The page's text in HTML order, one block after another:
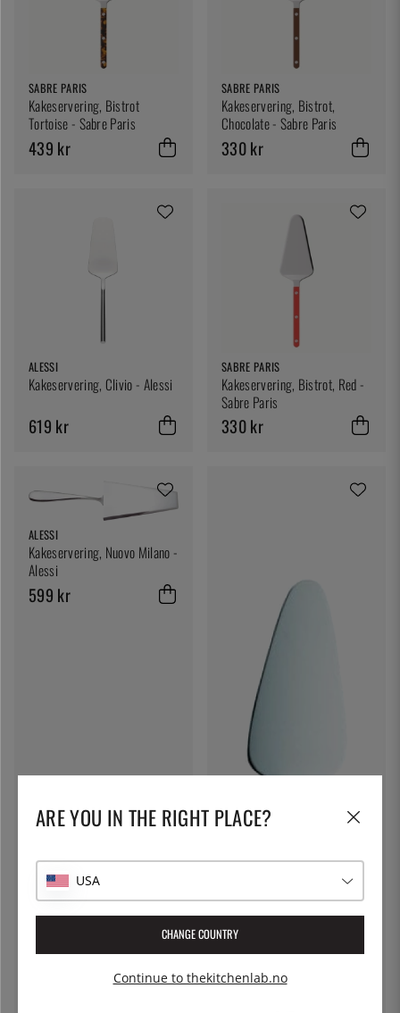
SABRE PARIS
Kakeservering, Bistrot
Tortoise - Sabre Paris
439 kr
SABRE PARIS
Kakeservering, Bistrot,
Chocolate - Sabre Paris
330 kr
ALESSI
Kakeservering, Clivio - Alessi
619 kr
SABRE PARIS
Kakeservering, Bistrot, Red -
Sabre Paris
330 kr
ALESSI
Kakeservering, Nuovo Milano -
Alessi
599 kr
ARE YOU IN THE RIGHT PLACE?
USA
CHANGE COUNTRY
Continue to thekitchenlab.no